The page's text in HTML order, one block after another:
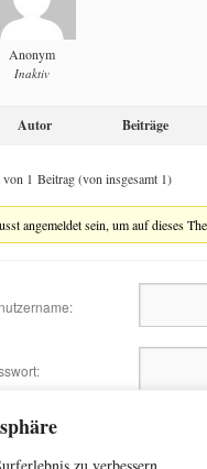
Anonym
Inaktiv
Autor Beiträge
1 Beitrag (von insgesamt 1)
angemeldet sein, um auf dieses
Angemeldet bleiben